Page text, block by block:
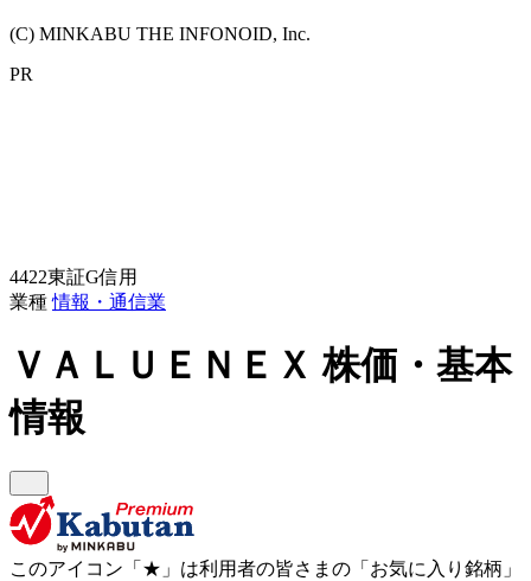
(C) MINKABU THE INFONOID, Inc.
PR
4422東証G信用
業種情報・通信業
ＶＡＬＵＥＮＥＸ株価・基本
情報
このアイコン 「★」 は利用者の皆さまの 「お気に入り銘柄」